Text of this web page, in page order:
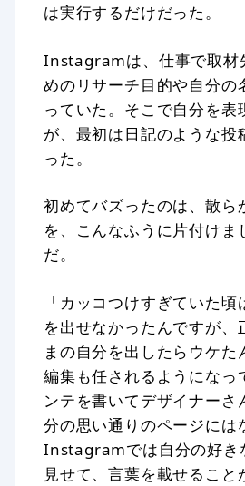
は実行するだけだった。
Instagramは、仕事で取材
めのリサーチ目的や自分の
っていた。そこで自分を表
が、最初は日記のような投
った。
初めてバズったのは、散ら
を、こんなふうに片付けま
だ。
「カッコつけすぎていた
を出せなかったんですが、
まの自分を出したらウケた
編集も任されるようになっ
ンテを書いてデザイナーさ
分の思い通りのページには
Instagramでは自分の好き
見せて、言葉を載せること